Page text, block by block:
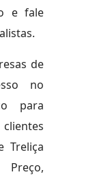
e fale
de
no
para
Treliça